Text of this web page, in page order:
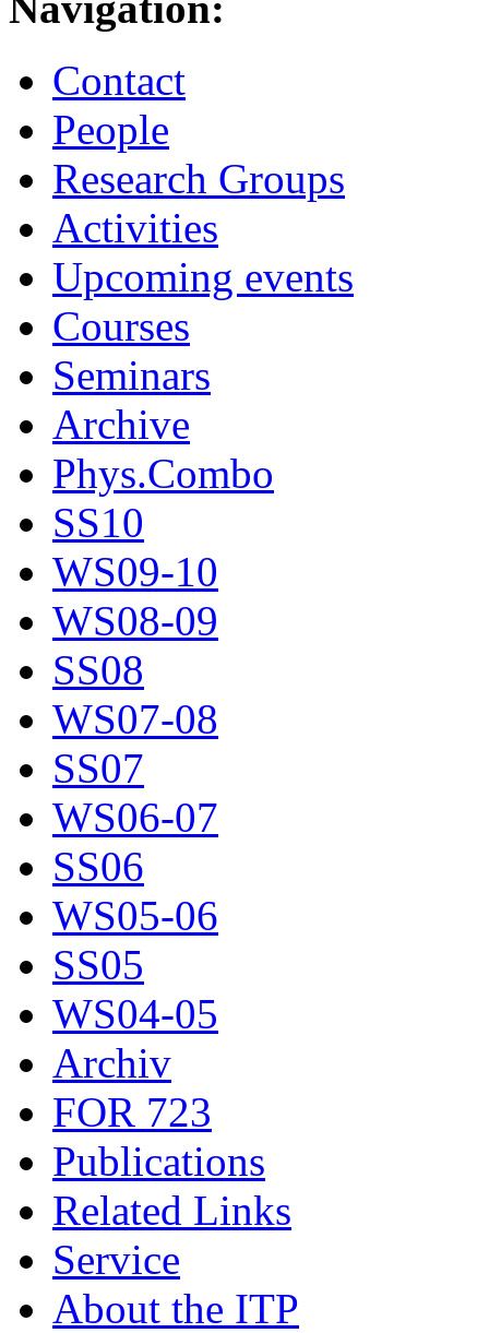
Contact
People
Research Groups
Activities
Upcoming events
Courses
Seminars
Archive
Phys.Combo
SS10
WS09-10
WS08-09
SS08
WS07-08
SS07
WS06-07
SS06
WS05-06
SS05
WS04-05
Archiv
FOR 723
Publications
Related Links
Service
About the ITP